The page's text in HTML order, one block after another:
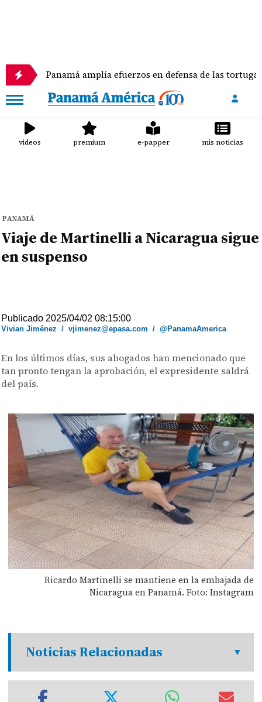
Panamá amplía efuerzos en defensa de las tortugas marinas
videos premium e-papper mis noticias
PANAMÁ
Viaje de Martinelli a Nicaragua sigue
en suspenso
Publicado 2025/04/02 08:15:00
Vivian Jiménez /vjimenez@epasa.com /@PanamaAmerica
En los últimos días, sus abogados han mencionado que
tan pronto tengan la aprobación, el expresidente saldrá
del país.
Ricardo Martinelli se mantiene en la embajada de
Nicaragua en Panamá. Foto: Instagram
Noticias Relacionadas